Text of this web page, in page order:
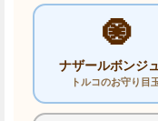
🧿
ナザールボンジ
トルコのお守り目